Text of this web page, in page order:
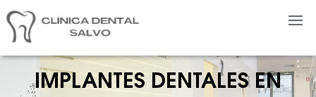
IMPLANTES DENTALES EN